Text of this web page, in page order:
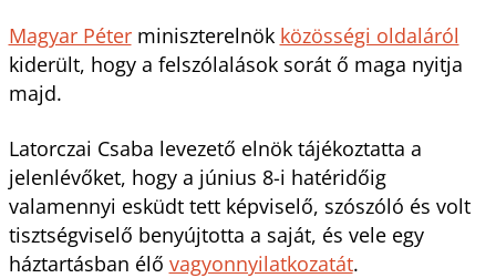
Magyar Péterminiszterelnök közösségi oldaláról
kiderült, hogy a felszólalások sorát ő maga nyitja
majd.
Latorczai Csaba levezető elnök tájékoztatta a
jelenlévőket, hogy a június 8-i hatéridőig
valamennyi esküdt tett képviselő, szószóló és volt
tisztségviselő benyújtotta a saját, és vele egy
háztartásban élő vagyonnyilatkozatát.